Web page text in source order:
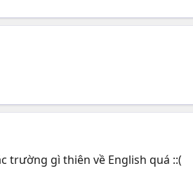
trường gì thiên về English quá ::(